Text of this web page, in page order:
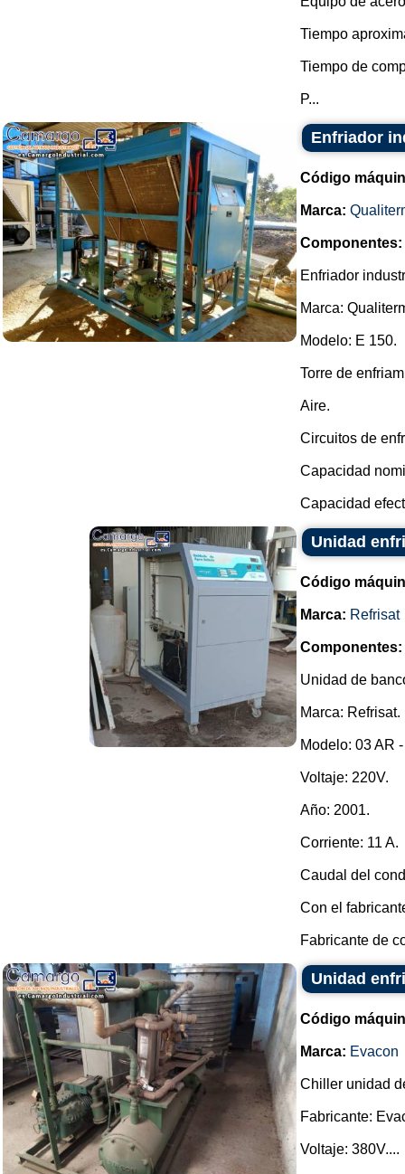
Tiempo
Tiempo de
P...
Enfriador
Código
Marca:
Componentes:
Enfriador
Marca:
Modelo: E 150.
Torre de
Aire.
Circuitos de
Capacidad
Capacidad
Unidad
Código
Marca: Refrisat
Componentes:
Unidad de
Marca: Refrisat.
Modelo: 03 AR -
Voltaje: 220V.
Año: 2001.
Corriente: 11 A.
Caudal del
Con el
Fabricante de
Unidad
Código
Marca: Evacon
Chiller unidad
Fabricante:
Voltaje: 380V....